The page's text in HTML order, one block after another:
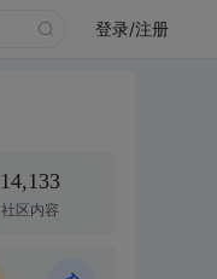
登录/注册
14,133
社区内容